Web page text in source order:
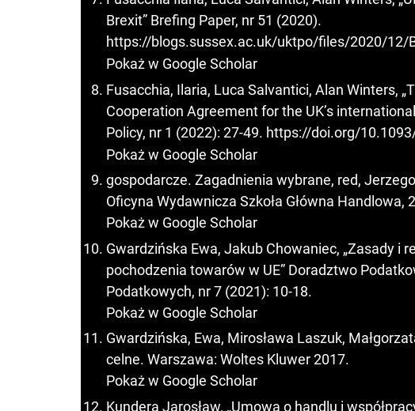
Brexit” Brefing Paper, nr 51 (2020).
https://blogs.sussex.ac.uk/uktpo/files/2020/12/
Pokaż w Google Scholar
Fusacchia, Ilaria, Luca Salvantici, Alan Winters,
Cooperation Agreement for the UK’s
Policy, nr 1 (2022): 27-49. https://doi.org/
Pokaż w Google Scholar
gospodarcze. Zagadnienia wybrane, red,
Oficyna Wydawnicza Szkoła Główna Handlowa,
Pokaż w Google Scholar
Gwardzińska Ewa, Jakub Chowaniec, „Zasady i
pochodzenia towarów w UE” Doradztwo
Podatkowych, nr 7 (2021): 10-18.
Pokaż w Google Scholar
Gwardzińska, Ewa, Mirosława Laszuk,
celne. Warszawa: Woltes Kluwer 2017.
Pokaż w Google Scholar
Kundera Jarosław, „Umowa o handlu i